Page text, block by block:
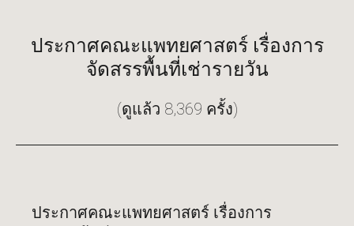
ประกาศคณะแพทยศาสตร์ เรื่องการ
จัดสรรพื้นที่เช่ารายวัน
(ดูแล้ว 8,369 ครั้ง)
ประกาศคณะแพทยศาสตร์ เรื่องการ